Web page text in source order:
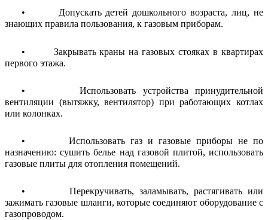
• Допускать детей дошкольного возраста, лиц, не
знающих правила пользования, к газовым приборам.
• Закрывать краны на газовых стояках в квартирах
первого этажа.
• Использовать устройства принудительной
вентиляции (вытяжку, вентилятор) при работающих котлах
или колонках.
• Использовать газ и газовые приборы не по
назначению: сушить белье над газовой плитой, использовать
газовые плиты для отопления помещений.
• Перекручивать, заламывать, растягивать или
зажимать газовые шланги, которые соединяют оборудование с
газопроводом.